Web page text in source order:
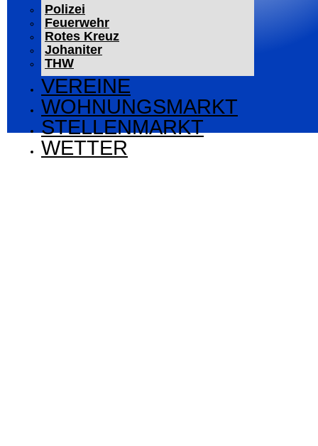
Polizei
Feuerwehr
Rotes Kreuz
Johaniter
THW
VEREINE
WOHNUNGSMARKT
STELLENMARKT
WETTER